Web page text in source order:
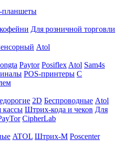
планшеты
Для розничной торговли
Atol
Paytor Posiflex Atol Sam4s
POS-принтеры С
2D Беспроводные Atol
кассы Штрих-кода и чеков Для
CipherLab
ATOL Штрих-М Poscenter